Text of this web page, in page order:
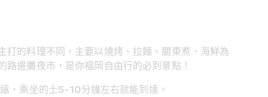
打的料理不同，主要以燒烤、拉麵、關東煮、海鮮為
邊攤夜市，是你福岡自由行的必到景點！
，乘坐的士5-10分鐘左右就能到達。